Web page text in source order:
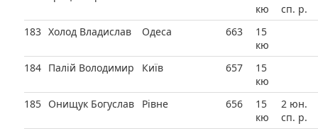
кю
сп. р.
183 Холод Владислав Одеса 663
15
кю
184 Палій Володимир Київ 657
15
кю
185 Онищук Богуслав Рівне 656
15
кю
2 юн.
сп. р.